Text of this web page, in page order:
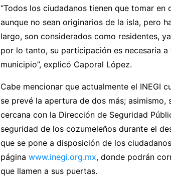
“Todos los ciudadanos tienen que tomar
aunque no sean originarios de la isla, pero
largo, son considerados como residentes,
por lo tanto, su participación es necesaria
municipio”, explicó Caporal López.
Cabe mencionar que actualmente el INEGI
se prevé la apertura de dos más;
cercana con la Dirección de Seguridad
seguridad de los cozumeleños durante el
que se pone a disposición de los
página www.inegi.org.mx, donde podrán
que llamen a sus puertas.